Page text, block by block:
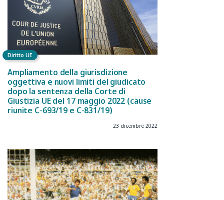
Diritto UE
Ampliamento della giurisdizione
oggettiva e nuovi limiti del giudicato
dopo la sentenza della Corte di
Giustizia UE del 17 maggio 2022 (cause
riunite C-693/19 e C-831/19)
23 dicembre 2022